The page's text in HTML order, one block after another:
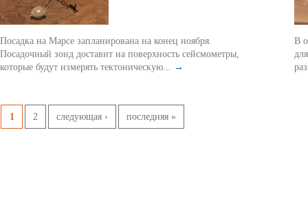
Посадка на Марсе запланирована на конец ноября.
Посадочный зонд доставит на поверхность сейсмометры,
которые будут измерять тектоническую... →
В
Страницы
1 2 следующая › последняя »